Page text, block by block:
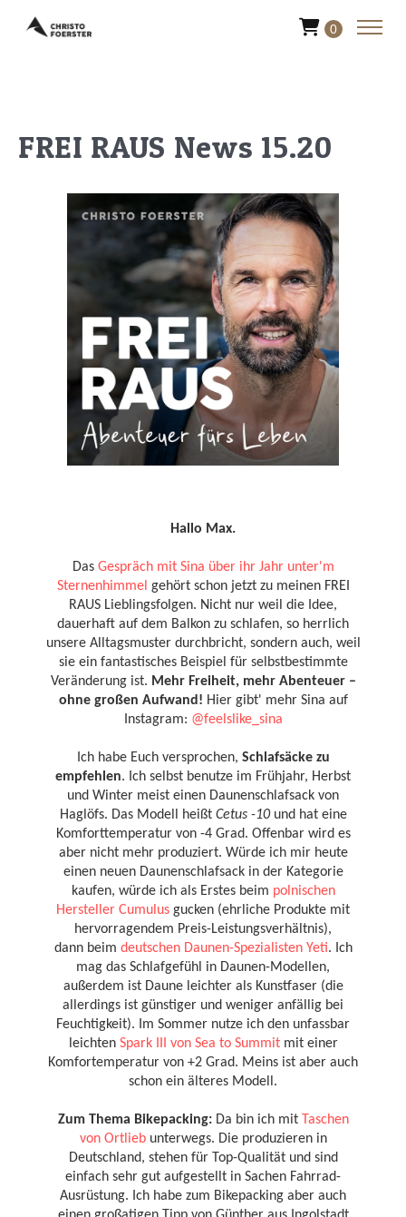
0
FREI RAUS News 15.20